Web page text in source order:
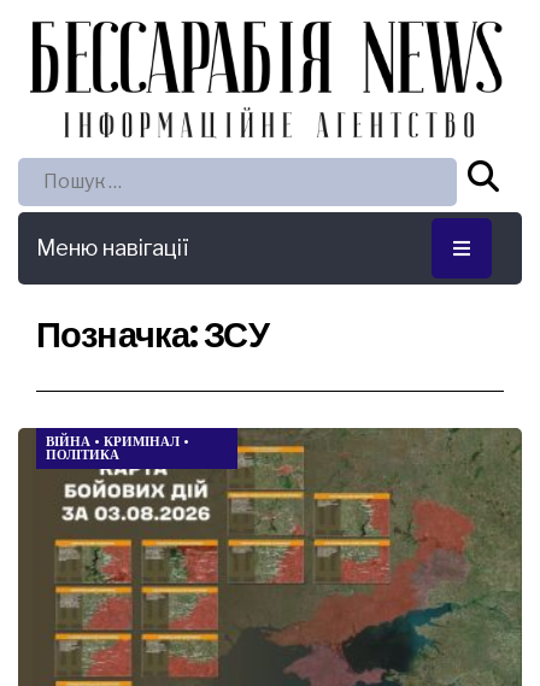
Пошук:
Меню навігації
Позначка:ЗСУ
ВІЙНА • КРИМІНАЛ •
ПОЛІТИКА